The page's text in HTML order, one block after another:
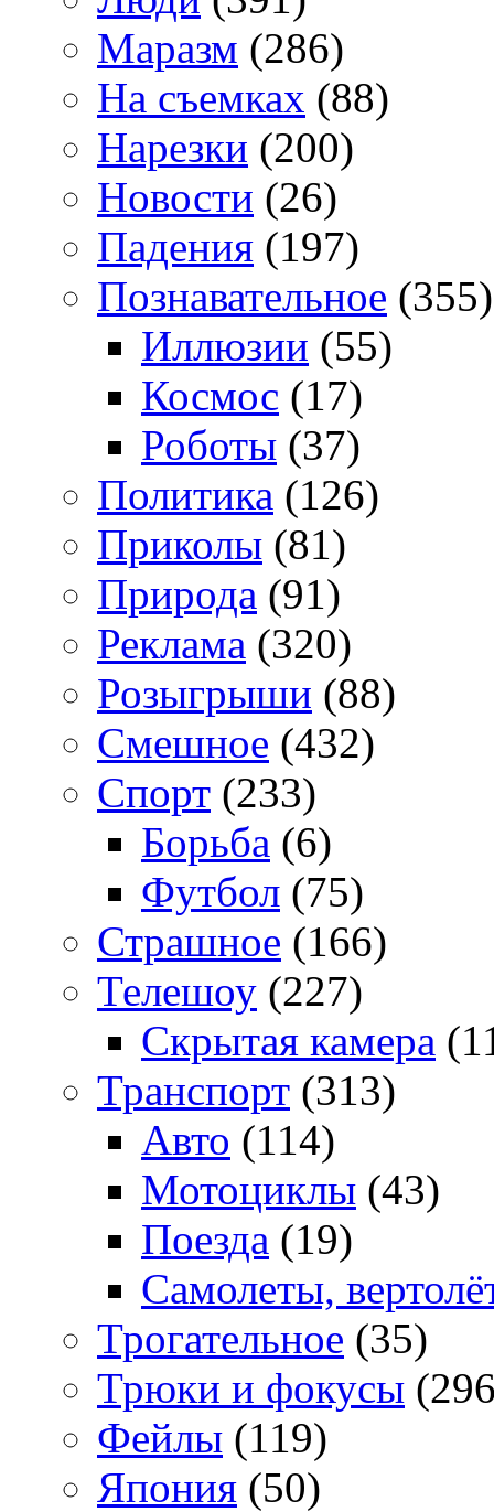
Маразм (286)
На съемках (88)
Нарезки (200)
Новости (26)
Падения (197)
Познавательное (355)
Иллюзии (55)
Космос (17)
Роботы (37)
Политика (126)
Приколы (81)
Природа (91)
Реклама (320)
Розыгрыши (88)
Смешное (432)
Спорт (233)
Борьба (6)
Футбол (75)
Страшное (166)
Телешоу (227)
Скрытая камера
Транспорт (313)
Авто (114)
Мотоциклы (43)
Поезда (19)
Самолеты,
Трогательное (35)
Трюки и фокусы
Фейлы (119)
Япония (50)